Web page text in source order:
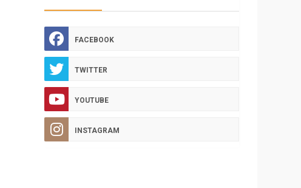
FACEBOOK
TWITTER
YOUTUBE
INSTAGRAM